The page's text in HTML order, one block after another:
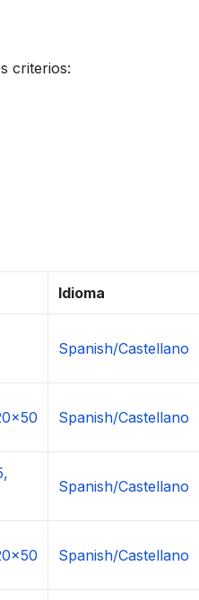
criterios:
Idioma
Spanish/Castellano
Spanish/Castellano
Spanish/Castellano
Spanish/Castellano